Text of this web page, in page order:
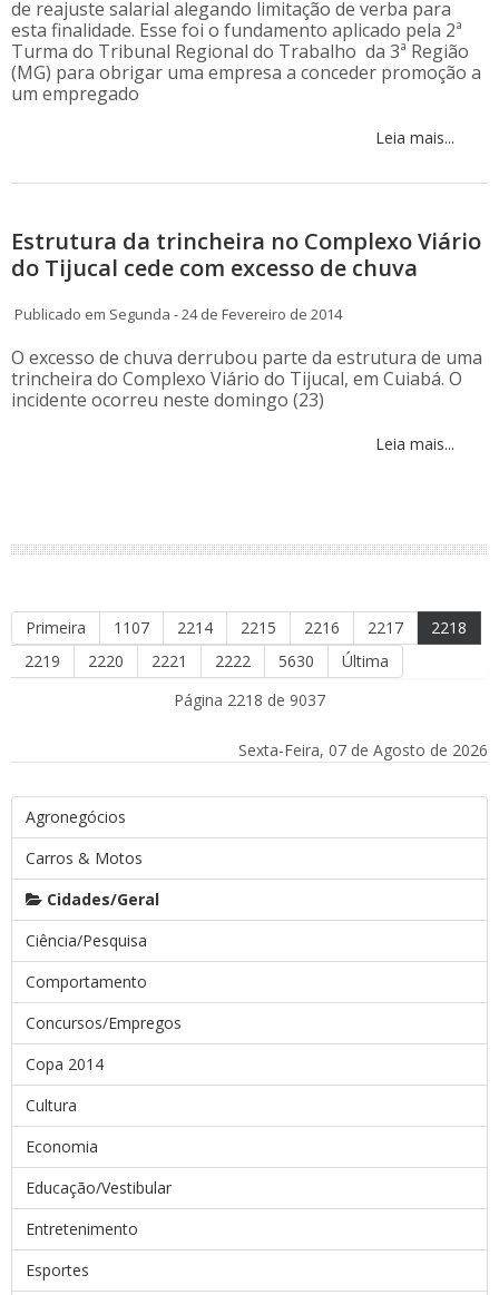
de reajuste salarial alegando limitação de verba para
esta finalidade. Esse foi o fundamento aplicado pela 2ª
Turma do Tribunal Regional do Trabalho da 3ª Região
(MG) para obrigar uma empresa a conceder promoção a
um empregado
Leia mais...
Estrutura da trincheira no Complexo Viário
do Tijucal cede com excesso de chuva
Publicado em Segunda - 24 de Fevereiro de 2014
O excesso de chuva derrubou parte da estrutura de uma
trincheira do Complexo Viário do Tijucal, em Cuiabá. O
incidente ocorreu neste domingo (23)
Leia mais...
Primeira 1107 2214 2215 2216 2217
2218
2219
2220 2221 2222 5630
Última
Página 2218 de 9037
Sexta-Feira, 07 de Agosto de 2026
Agronegócios
Carros & Motos
Cidades/Geral
Ciência/Pesquisa
Comportamento
Concursos/Empregos
Copa 2014
Cultura
Economia
Educação/Vestibular
Entretenimento
Esportes